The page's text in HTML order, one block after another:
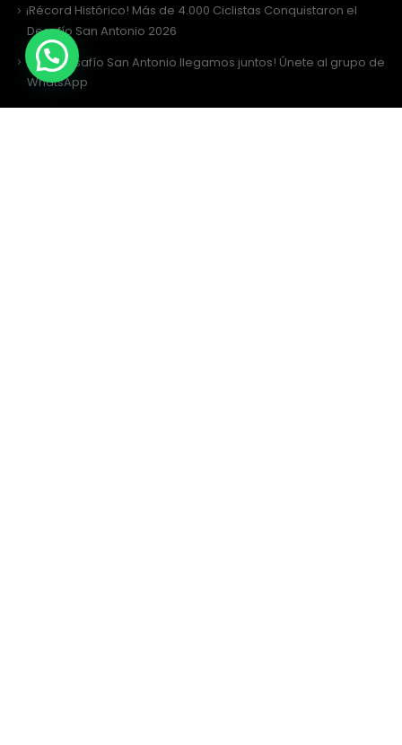
¡Récord Histórico! Más de 4.000 Ciclistas Conquistaron el
Desafío San Antonio 2026
¡Al Desafío San Antonio llegamos juntos! Únete al grupo de
WhatsApp